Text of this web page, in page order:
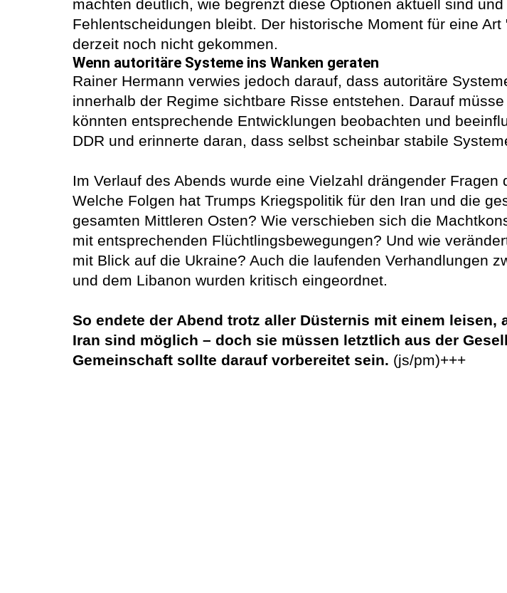
machten deutlich, wie begrenzt diese Optionen aktuell sind
Fehlentscheidungen bleibt. Der historische Moment für eine
derzeit noch nicht gekommen.
Wenn autoritäre Systeme ins Wanken geraten
Rainer Hermann verwies jedoch darauf, dass autoritäre
innerhalb der Regime sichtbare Risse entstehen. Darauf
könnten entsprechende Entwicklungen beobachten und
DDR und erinnerte daran, dass selbst scheinbar stabile
Im Verlauf des Abends wurde eine Vielzahl drängender
Welche Folgen hat Trumps Kriegspolitik für den Iran und die
gesamten Mittleren Osten? Wie verschieben sich die
mit entsprechenden Flüchtlingsbewegungen? Und wie
mit Blick auf die Ukraine? Auch die laufenden Verhandlungen
und dem Libanon wurden kritisch eingeordnet.
So endete der Abend trotz aller Düsternis mit einem
Iran sind möglich – doch sie müssen letztlich aus der
Gemeinschaft sollte darauf vorbereitet sein. (js/pm)+++